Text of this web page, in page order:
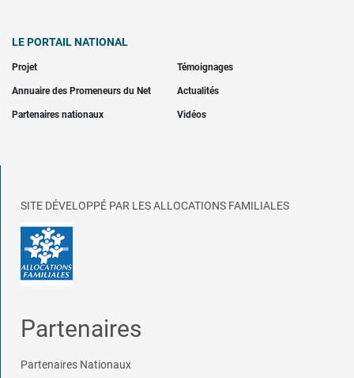
LE PORTAIL NATIONAL
Projet Témoignages
Annuaire des Promeneurs du Net Actualités
Partenaires nationaux Vidéos
SITE DÉVELOPPÉ PAR LES ALLOCATIONS FAMILIALES
Partenaires
Partenaires Nationaux